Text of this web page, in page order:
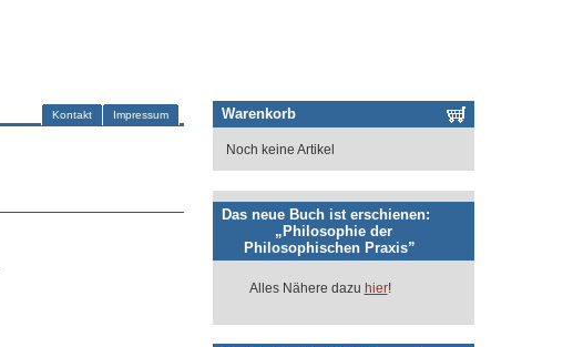
Impressum
Kontakt
Warenkorb
Noch keine Artikel
Das neue Buch ist erschienen:
„Philosophie der
Philosophischen Praxis”
Alles Nähere dazu hier!